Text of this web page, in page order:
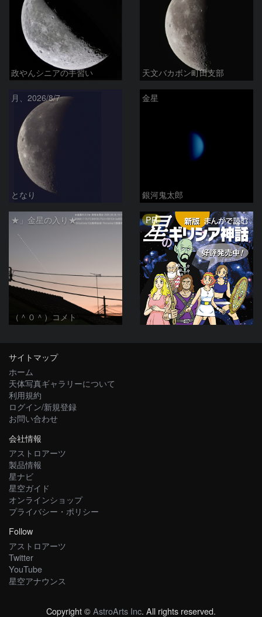
政やんシニアの手習い 天文バカボン町田支部
月、2026/8/7
となり
金星
銀河鬼太郎
★」金星の入り★
（＾０＾）コメト
PR
サイトマップ
ホーム
天体写真ギャラリーについて
利用規約
ログイン/新規登録
お問い合わせ
会社情報
アストロアーツ
製品情報
星ナビ
星空ガイド
オンラインショップ
プライバシー・ポリシー
Follow
アストロアーツ
Twitter
YouTube
星空アナウンス
Copyright ©AstroArts Inc. All rights reserved.